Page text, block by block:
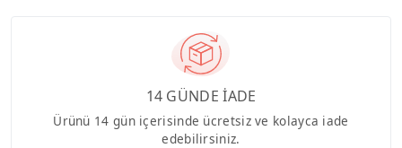
14 GÜNDE İADE
Ürünü 14 gün içerisinde ücretsiz ve kolayca iade
edebilirsiniz.